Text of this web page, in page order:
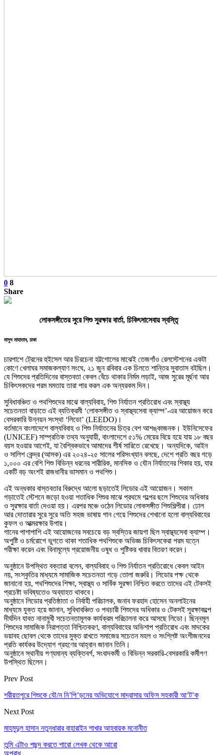
0 8
Share
লোকসঙ্গীতের সুরে শিশু সুরক্ষার বার্তা, চিকিৎসাসেবায় স্বস্তিৃ
মাসুদ মাহাতাব, ঢাকা
চারপাশে ট্রেনের হুইসেল আর চিরচেনা হট্টগোলের মাঝেই তেজগাঁও রেলস্টেশনের একটা
কোণে খেলাঘর সমাজকল্যাণ সংঘে, ২১ জুন‌ রবিবার এক চিলতে শান্তির সুবাতাস বইছিল।
যে শিশুদের প্রতিদিনের বাস্তবতা কেবল বেঁচে থাকার নির্মম লড়াই, আজ সুরের মূর্ছনা আর
চিকিৎসকদের পরম মমতায় তারা পার করল এক অন্যরকম দিন।
সুবিধাবঞ্চিত ও পথশিশুদের মাঝে বাল্যবিবাহ, শিশু নির্যাতন প্রতিরোধ এবং স্বাস্থ্য
সচেতনতা বাড়াতে এই ব্যতিক্রমী ‘লোকসঙ্গীত ও স্বাস্থ্যসেবা ক্যাম্প’-এর আয়োজন করে
বেসরকারি উন্নয়ন সংস্থা ‘লিডো’ (LEEDO)।
বর্তমানে বাংলাদেশে বাল্যবিবাহ ও শিশু নির্যাতনের চিত্র বেশ আশঙ্কাজনক। ইউনিসেফের
(UNICEF) সাম্প্রতিক তথ্য অনুযায়ী, বাংলাদেশে ৫১% মেয়ের বিয়ে হয়ে যায় ১৮ বছর
বয়স হওয়ার আগেই, যা বৈশ্বিকভাবে আমাদের শীর্ষ সারিতে রেখেছে। অন্যদিকে, আইন
ও সালিশ কেন্দ্র (আসক) এর ২০২৪-২৫ সালের পরিসংখ্যান বলছে, দেশে প্রতি বছর গড়ে
১,০০০ এর বেশি শিশু বিভিন্ন ধরনের শারীরিক, মানসিক ও যৌন নির্যাতনের শিকার হয়, যার
একটি বড় অংশই রাজধানীর ভাসমান ও পথশিশু।
এই অন্ধকার বাস্তবতার বিরুদ্ধে আলো ছড়াতেই লিডোর এই আয়োজন। সকাল
গড়াতেই স্টেশনে জড়ো হওয়া শতাধিক শিশুর মাঝে প্রথমে গল্পের ছলে শিশুদের অধিকার
ও সুরক্ষার বার্তা দেওয়া হয়। এরপর মঞ্চে ওঠেন লিডোর লোকসঙ্গীত শিশুশিল্পীরা। ঢোল
আর দোতারার সুরে সুরে অতি সহজ ভাষায় গান গেয়ে শিশুদের শেখানো হলো বাল্যবিবাহের
কুফল ও আত্মরক্ষার উপায়।
গানের পাশাপাশি এই আয়োজনের সবচেয়ে বড় স্বস্তির জায়গা ছিল স্বাস্থ্যসেবা ক্যাম্প।
অপুষ্টি ও চর্মরোগে ভুগতে থাকা শতাধিক পথশিশুকে অভিজ্ঞ চিকিৎসকেরা পরম যত্নে
পরীক্ষা করেন এবং বিনামূল্যে প্রয়োজনীয় ওষুধ ও পুষ্টিকর খাবার বিতরণ করেন।
অনুষ্ঠানে উপস্থিত বক্তারা বলেন, বাল্যবিবাহ ও শিশু নির্যাতন প্রতিরোধে কেবল আইন
নয়, সংস্কৃতির মাধ্যমে সামাজিক সচেতনতা গড়ে তোলা জরুরি। লিডোর পক্ষ থেকে
জানানো হয়, পথশিশুদের শিক্ষা, স্বাস্থ্য ও সার্বিক সুরক্ষা নিশ্চিত করতে তাদের এই টেকসই
প্রচেষ্টা ভবিষ্যতেও অব্যাহত থাকবে।
অনুষ্ঠানে লিডোর প্রতিষ্ঠাতা ও নির্বাহী পরিচালক, জনাব ফরহাদ হোসেন অনলাইনের
মাধ্যমে যুক্ত হয়ে জানান, সুবিধাবঞ্চিত ও পথচারী শিশুদের অধিকার ও টেকসই সুরক্ষাকল্পে
দীর্ঘদিন যাবত নানামুখী সচেতনতামূলক কার্যক্রম পরিচালনা করে আসছে লিডো। ছিন্নমূল
শিশুদের সামাজিক নিরাপত্তা নিশ্চিতকরণ, বাল্যবিবাহের অভিশাপ প্রতিরোধ এবং মাদকের
ভয়াবহ ছোবল থেকে তাদের মুক্ত রাখতে সমাজের সচেতন মহল ও সংশ্লিষ্ট অংশীজনদের
প্রতি কার্যকর উদ্যোগ গ্রহণের আহ্বান জানান তিনি।
অনুষ্ঠানে স্থানীয় গণ্যমান্য ব্যক্তিবর্গ, সংবাদকর্মী ও বিভিন্ন সরকারি-বেসরকারি কর্মীগণ
উপস্থিত ছিলেন।
Prev Post
শরীয়তপুরে শিশুকে যৌ/ন নি’পি’ড়নের অভিযোগে মাদ্রাসার অফিস সহকারী আ’ট’ক
Next Post
মাহমুদুল হাসান নতুনধারার বাহারাইন শাখার আহবায়ক মনোনীত
তুমি এটাও পছন্দ করতে পারো লেখক থেকে আরো
অপরাধ